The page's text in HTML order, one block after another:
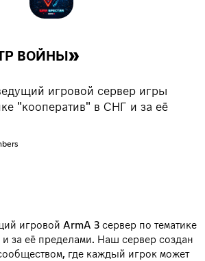
ВОЙНЫ»
игровой сервер игры
"кооператив" в СНГ и за её
игровой ArmA 3 сервер по тематике
за её пределами. Наш сервер создан
где каждый игрок может